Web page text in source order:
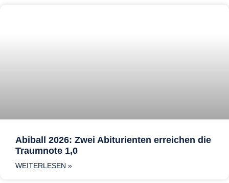
Abiball 2026: Zwei Abiturienten erreichen die
Traumnote 1,0
WEITERLESEN »